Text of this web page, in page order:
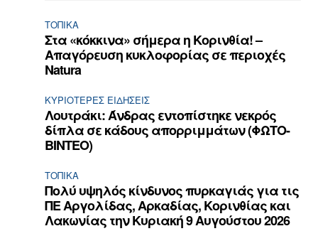
ΤΟΠΙΚΑ
Στα «κόκκινα» σήμερα η Κορινθία! –
Απαγόρευση κυκλοφορίας σε περιοχές
Natura
ΚΥΡΙΌΤΕΡΕΣ ΕΙΔΉΣΕΙΣ
Λουτράκι: Άνδρας εντοπίστηκε νεκρός
δίπλα σε κάδους απορριμμάτων (ΦΩΤΟ-
ΒΙΝΤΕΟ)
ΤΟΠΙΚΑ
Πολύ υψηλός κίνδυνος πυρκαγιάς για τις
ΠΕ Αργολίδας, Αρκαδίας, Κορινθίας και
Λακωνίας την Κυριακή 9 Αυγούστου 2026